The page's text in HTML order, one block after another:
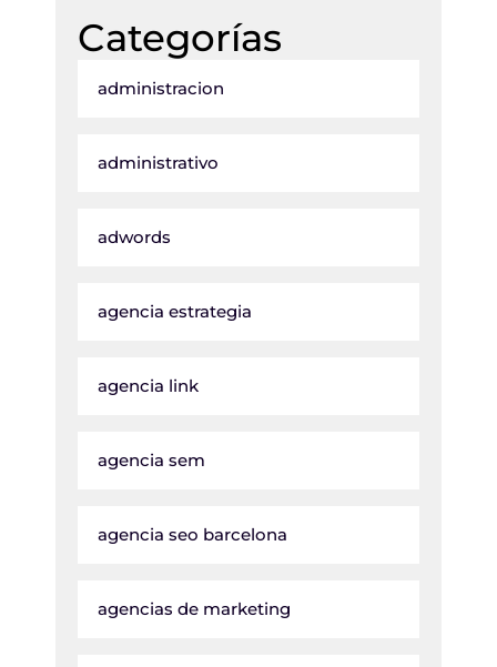
Categorías
administracion
administrativo
adwords
agencia estrategia
agencia link
agencia sem
agencia seo barcelona
agencias de marketing